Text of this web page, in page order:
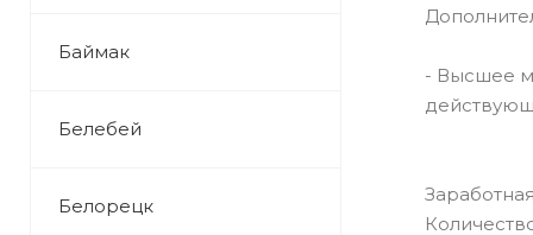
Баймак
Белебей
Белорецк
- Высшее